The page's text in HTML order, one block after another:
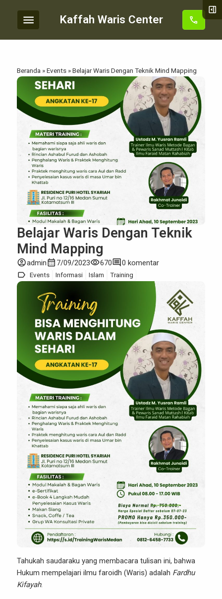
menu Kaffah Waris Center call
Beranda »Events »Belajar Waris Dengan Teknik Mind Mapping
Belajar Waris Dengan Teknik
Mind Mapping
account_circleadmincalendar_month 7/09/2023visibility670comment0 komentar
label Events Informasi Islam Training
Tahukah saudaraku yang membacara tulisan ini, bahwa
Hukum mempelajari ilmu faroidh (Waris) adalah Fardhu
Kifayah.
right_panel_open